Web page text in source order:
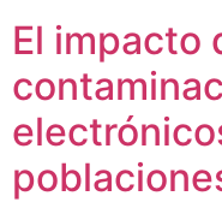
El impacto